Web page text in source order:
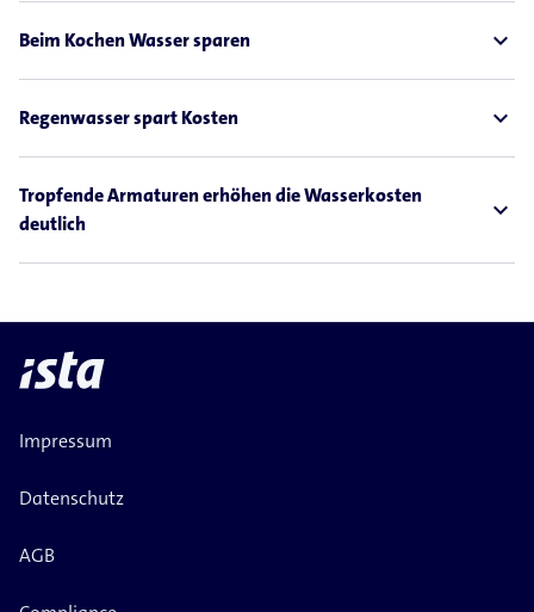
Beim Kochen Wasser sparen expand_less
Regenwasser spart Kosten expand_less
Tropfende Armaturen erhöhen die Wasserkosten
deutlich
expand_less
Impressum
Datenschutz
AGB